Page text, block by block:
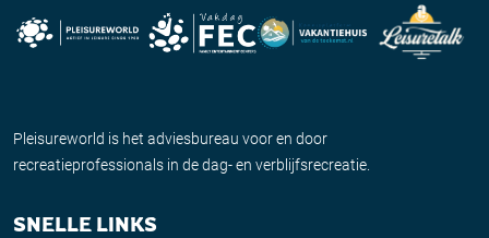
Pleisureworld is het adviesbureau voor en door
recreatieprofessionals in de dag- en verblijfsrecreatie.
SNELLE LINKS